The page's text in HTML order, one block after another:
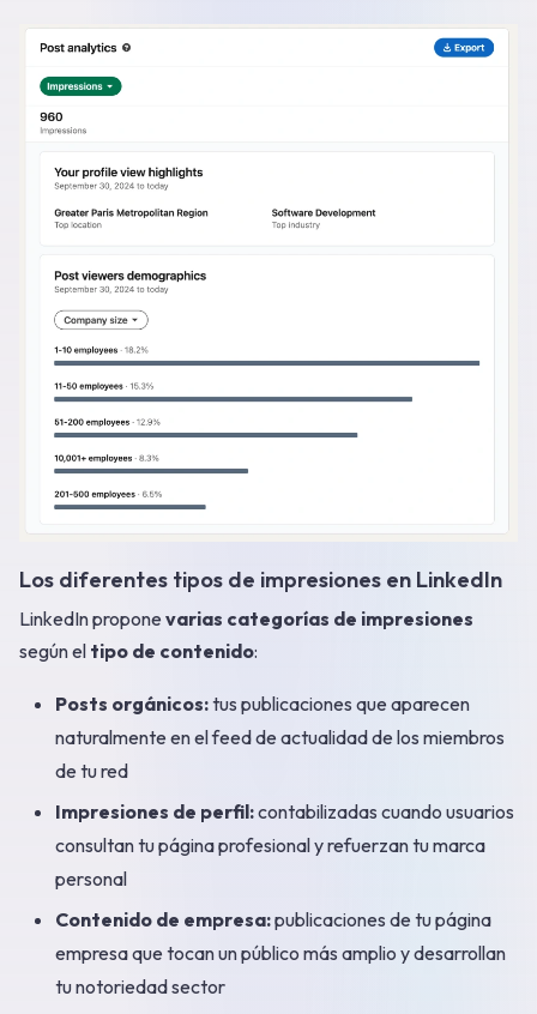
Los diferentes tipos de impresiones en LinkedIn
LinkedIn propone varias categorías de impresiones
según el tipo de contenido:
Posts orgánicos:tus publicaciones que aparecen
naturalmente en el feed de actualidad de los miembros
de tu red
Impresiones de perfil:contabilizadas cuando usuarios
consultan tu página profesional y refuerzan tu marca
personal
Contenido de empresa:publicaciones de tu página
empresa que tocan un público más amplio y desarrollan
tu notoriedad sector